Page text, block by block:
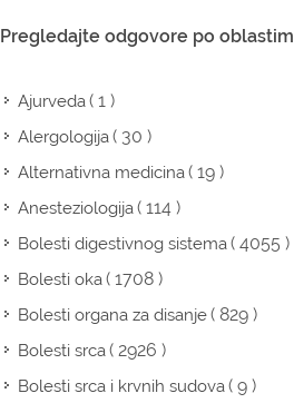
Pregledajte odgovore po
Ajurveda( 1 )
Alergologija( 30 )
Alternativna medicina( 19 )
Anesteziologija( 114 )
Bolesti digestivnog sistema( 4055 )
Bolesti oka( 1708 )
Bolesti organa za disanje( 829 )
Bolesti srca( 2926 )
Bolesti srca i krvnih sudova( 9 )